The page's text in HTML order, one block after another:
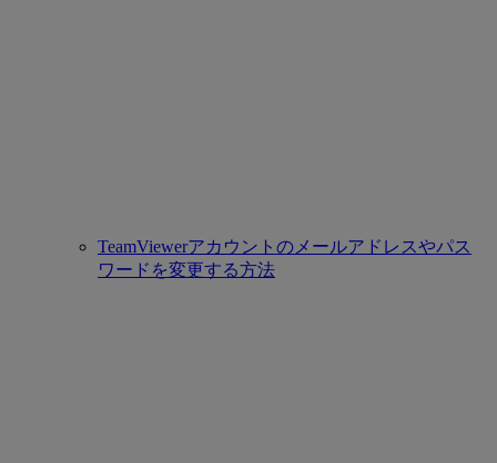
TeamViewerアカウントのメールアドレスやパス
ワードを変更する方法